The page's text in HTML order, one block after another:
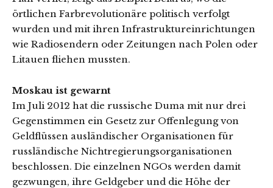
örtlichen Farbrevolutionäre politisch verfolgt
wurden und mit ihren Infrastruktureinrichtungen
wie Radiosendern oder Zeitungen nach Polen oder
Litauen fliehen mussten.
Moskau ist gewarnt
Im Juli 2012 hat die russische Duma mit nur drei
Gegenstimmen ein Gesetz zur Offenlegung von
Geldflüssen ausländischer Organisationen für
russländische Nichtregierungsorganisationen
beschlossen. Die einzelnen NGOs werden damit
gezwungen, ihre Geldgeber und die Höhe der